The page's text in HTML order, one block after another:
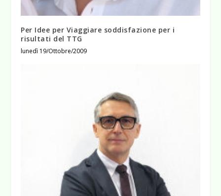
Per Idee per Viaggiare soddisfazione per i
risultati del TTG
lunedì 19/Ottobre/2009